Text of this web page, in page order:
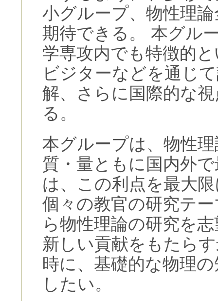
小グループ、物性理
期待できる。 本グル
学専攻内でも特徴的
ビジターなどを通じ
解、さらに国際的な
る。
本グループは、物性
質・量ともに国内外
は、この利点を最大
個々の教官の研究テ
ら物性理論の研究を
新しい貢献をもたら
時に、基礎的な物理
したい。